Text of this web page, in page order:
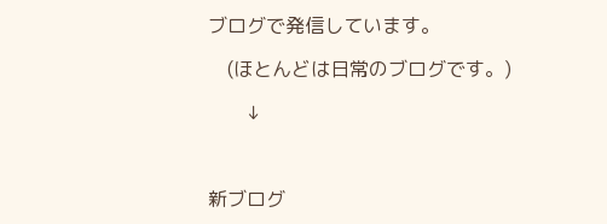
ブログで発信しています。
(ほとんどは日常のブログです。)
↓
新ブログ